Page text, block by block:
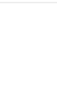
de
lysa upp
i dag,
kan
Töllsjöns